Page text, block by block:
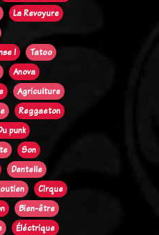
La Revoyure
!
Tatoo
Anova
Agriculture
Reggaeton
punk
Son
Dentelle
Cirque
Bien-être
Éléctrique